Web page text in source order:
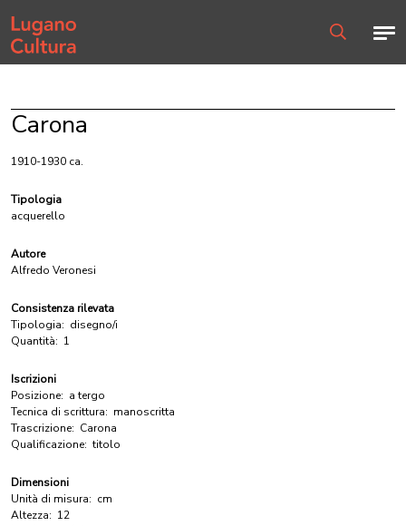
Home page
Carona
1910-1930 ca.
Tipologia
acquerello
Autore
Alfredo Veronesi
Consistenza rilevata
Tipologia: disegno/i
Quantità: 1
Iscrizioni
Posizione: a tergo
Tecnica di scrittura: manoscritta
Trascrizione: Carona
Qualificazione: titolo
Dimensioni
Unità di misura: cm
Altezza: 12